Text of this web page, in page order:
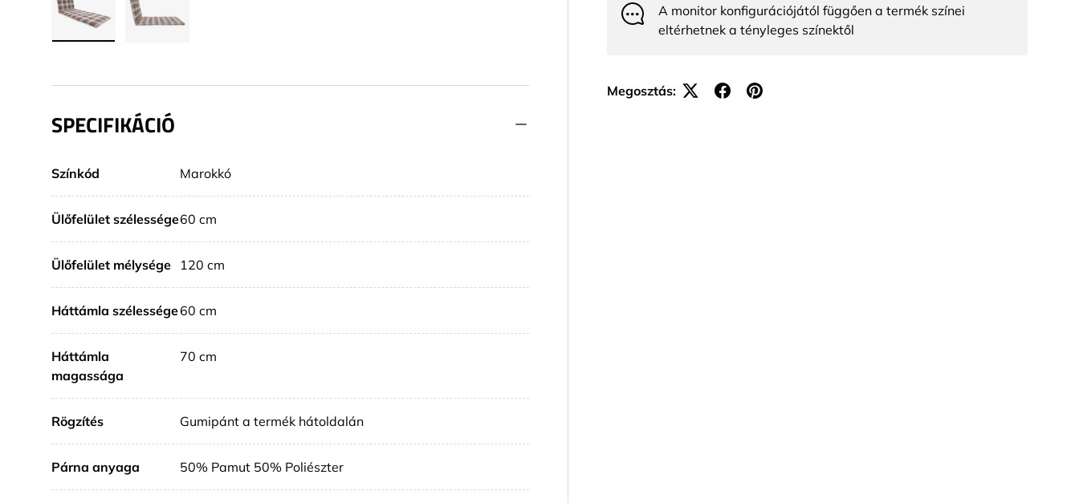
A monitor konfigurációjától függően a termék színei
eltérhetnek a tényleges színektől
Megosztás:
SPECIFIKÁCIÓ
Színkód Marokkó
Ülőfelület szélessége60 cm
Ülőfelület mélysége 120 cm
Háttámla szélessége60 cm
Háttámla
magassága
70 cm
Rögzítés Gumipánt a termék hátoldalán
Párna anyaga 50% Pamut 50% Poliészter